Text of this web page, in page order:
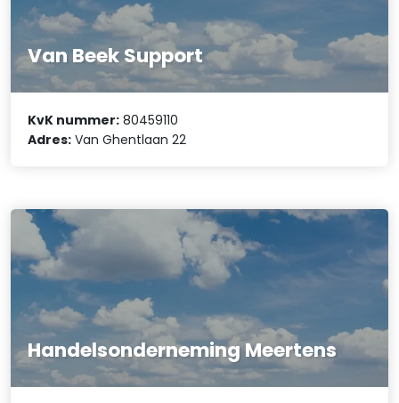
Van Beek Support
KvK nummer: 80459110
Adres: Van Ghentlaan 22
Handelsonderneming Meertens